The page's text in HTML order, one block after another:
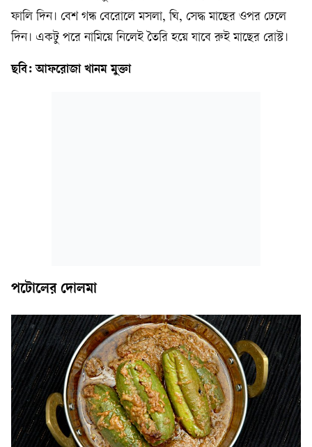
ফালি দিন। বেশ গন্ধ বেরোলে মসলা, ঘি, সেদ্ধ মাছের ওপর ঢেলে
দিন। একটু পরে নামিয়ে নিলেই তৈরি হয়ে যাবে রুই মাছের রোস্ট।
ছবি: আফরোজা খানম মুক্তা
পটোলের দোলমা